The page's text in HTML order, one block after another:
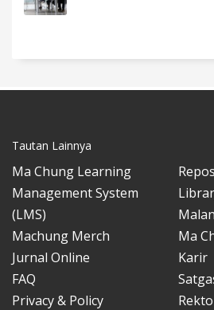
Tautan Lainnya
Ma Chung Learning
Management System
(LMS)
Machung Merch
Ma
Jurnal Online
Karir
FAQ
Privacy & Policy